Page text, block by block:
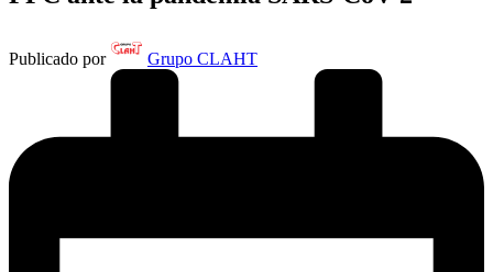
Publicado por Grupo CLAHT